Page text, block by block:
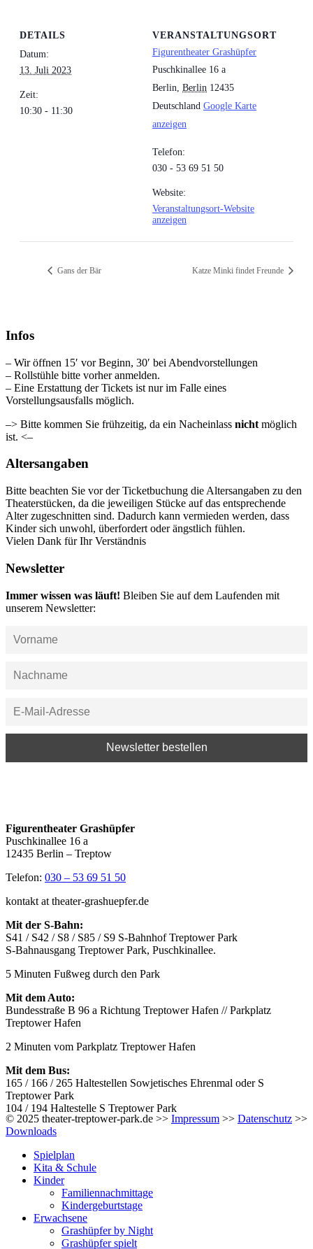
DETAILS
Datum:
13. Juli 2023
Zeit:
10:30 - 11:30
VERANSTALTUNGSORT
Figurentheater Grashüpfer
Puschkinallee 16 a
Berlin, Berlin 12435
Deutschland Google Karte
anzeigen
Telefon:
030 - 53 69 51 50
Website:
Veranstaltungsort-Website
anzeigen
Gans der Bär Katze Minki findet Freunde
Infos
– Wir öffnen 15′ vor Beginn, 30′ bei Abendvorstellungen
– Rollstühle bitte vorher anmelden.
– Eine Erstattung der Tickets ist nur im Falle eines
Vorstellungsausfalls möglich.
–> Bitte kommen Sie frühzeitig, da ein Nacheinlass nicht möglich
ist. <–
Altersangaben
Bitte beachten Sie vor der Ticketbuchung die Altersangaben zu den
Theaterstücken, da die jeweiligen Stücke auf das entsprechende
Alter zugeschnitten sind. Dadurch kann vermieden werden, dass
Kinder sich unwohl, überfordert oder ängstlich fühlen.
Vielen Dank für Ihr Verständnis
Newsletter
Immer wissen was läuft! Bleiben Sie auf dem Laufenden mit
unserem Newsletter:
Figurentheater Grashüpfer
Puschkinallee 16 a
12435 Berlin – Treptow
Telefon: 030 – 53 69 51 50
kontakt at theater-grashuepfer.de
Mit der S-Bahn:
S41 / S42 / S8 / S85 / S9 S-Bahnhof Treptower Park
S-Bahnausgang Treptower Park, Puschkinallee.
5 Minuten Fußweg durch den Park
Mit dem Auto:
Bundesstraße B 96 a Richtung Treptower Hafen // Parkplatz
Treptower Hafen
2 Minuten vom Parkplatz Treptower Hafen
Mit dem Bus:
165 / 166 / 265 Haltestellen Sowjetisches Ehrenmal oder S
Treptower Park
104 / 194 Haltestelle S Treptower Park
© 2025 theater-treptower-park.de >> Impressum >> Datenschutz >>
Downloads
Spielplan
Kita & Schule
Kinder
Familiennachmittage
Kindergeburtstage
Erwachsene
Grashüpfer by Night
Grashüpfer spielt